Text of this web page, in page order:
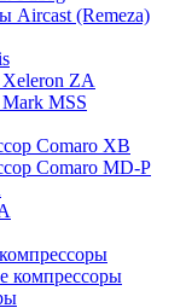
Aircast (Remeza)
ZA
MSS
Comaro XB
Comaro MD-P
компрессоры